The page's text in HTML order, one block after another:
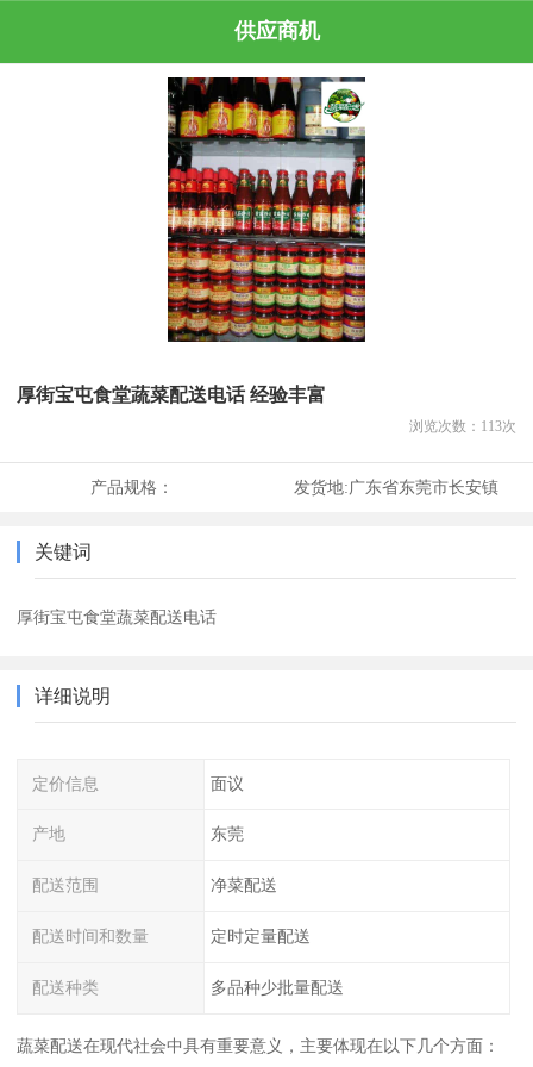
供应商机
厚街宝屯食堂蔬菜配送电话 经验丰富
浏览次数： 113次
产品规格： 发货地:广东省东莞市长安镇
关键词
厚街宝屯食堂蔬菜配送电话
详细说明
定价信息 面议
产地 东莞
配送范围 净菜配送
配送时间和数量 定时定量配送
配送种类 多品种少批量配送
蔬菜配送在现代社会中具有重要意义，主要体现在以下几个方面：